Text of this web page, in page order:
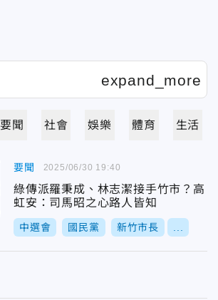
要聞 社會 娛樂 體育 生活
要聞
綠傳派羅秉成、林志潔接手竹市？高
虹安：司馬昭之心路人皆知
中選會 國民黨 新竹市長
2025/06/30 19:40